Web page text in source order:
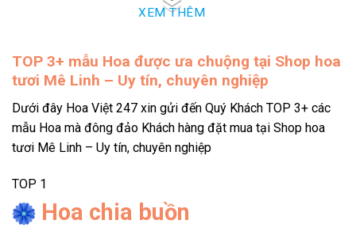
Shop hoa tươi Mê Linh Hoa Việt 247 – Dịch vụ
chuyên nghiệp, uy tín
Tiệm hoa tươi Mê Linh Hà Nội luôn được nhiều người biết
đến và sử dụng bởi dịch vụ ở shop cực kỳ uy tín và chất
người yêu thích hoa tươi và muốn bất ngờ dành tặng những
lẵng hoa tươi tắn nhất đến người thân yêu thì dịch vụ giao
hoa tươi tại Mê Linh Hà Nội là nơi chắc chắn sẽ mang đến
XEM THÊM
TOP 3+ mẫu Hoa được ưa chuộng tại Shop hoa
tươi Mê Linh – Uy tín, chuyên nghiệp
Dưới đây Hoa Việt 247 xin gửi đến Quý Khách TOP 3+ các
mẫu Hoa mà đông đảo Khách hàng đặt mua tại Shop hoa
tươi Mê Linh – Uy tín, chuyên nghiệp
TOP 1
Hoa chia buồn